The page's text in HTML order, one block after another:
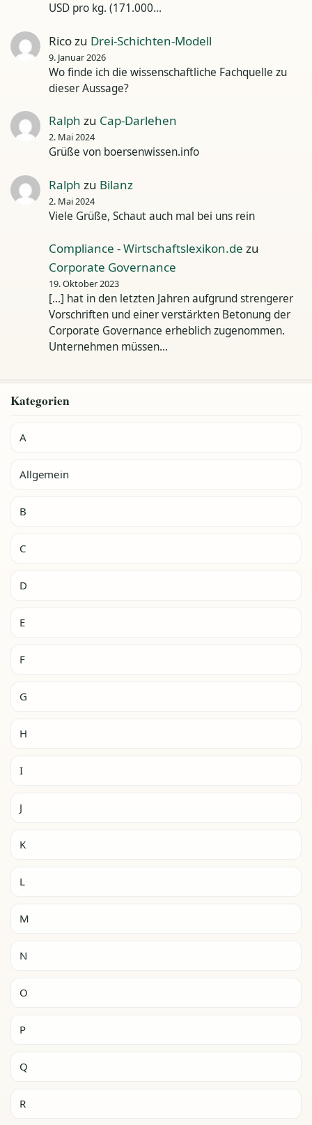
USD pro kg. (171.000…
Ricozu Drei-Schichten-Modell
9. Januar 2026
Wo finde ich die wissenschaftliche Fachquelle zu
dieser Aussage?
Ralph zu Cap-Darlehen
2. Mai 2024
Grüße von boersenwissen.info
Ralph zu Bilanz
2. Mai 2024
Viele Grüße, Schaut auch mal bei uns rein
Compliance - Wirtschaftslexikon.de zu
Corporate Governance
19. Oktober 2023
[…] hat in den letzten Jahren aufgrund strengerer
Vorschriften und einer verstärkten Betonung der
Corporate Governance erheblich zugenommen.
Unternehmen müssen…
Kategorien
A
Allgemein
B
C
D
E
F
G
H
I
J
K
L
M
N
O
P
Q
R